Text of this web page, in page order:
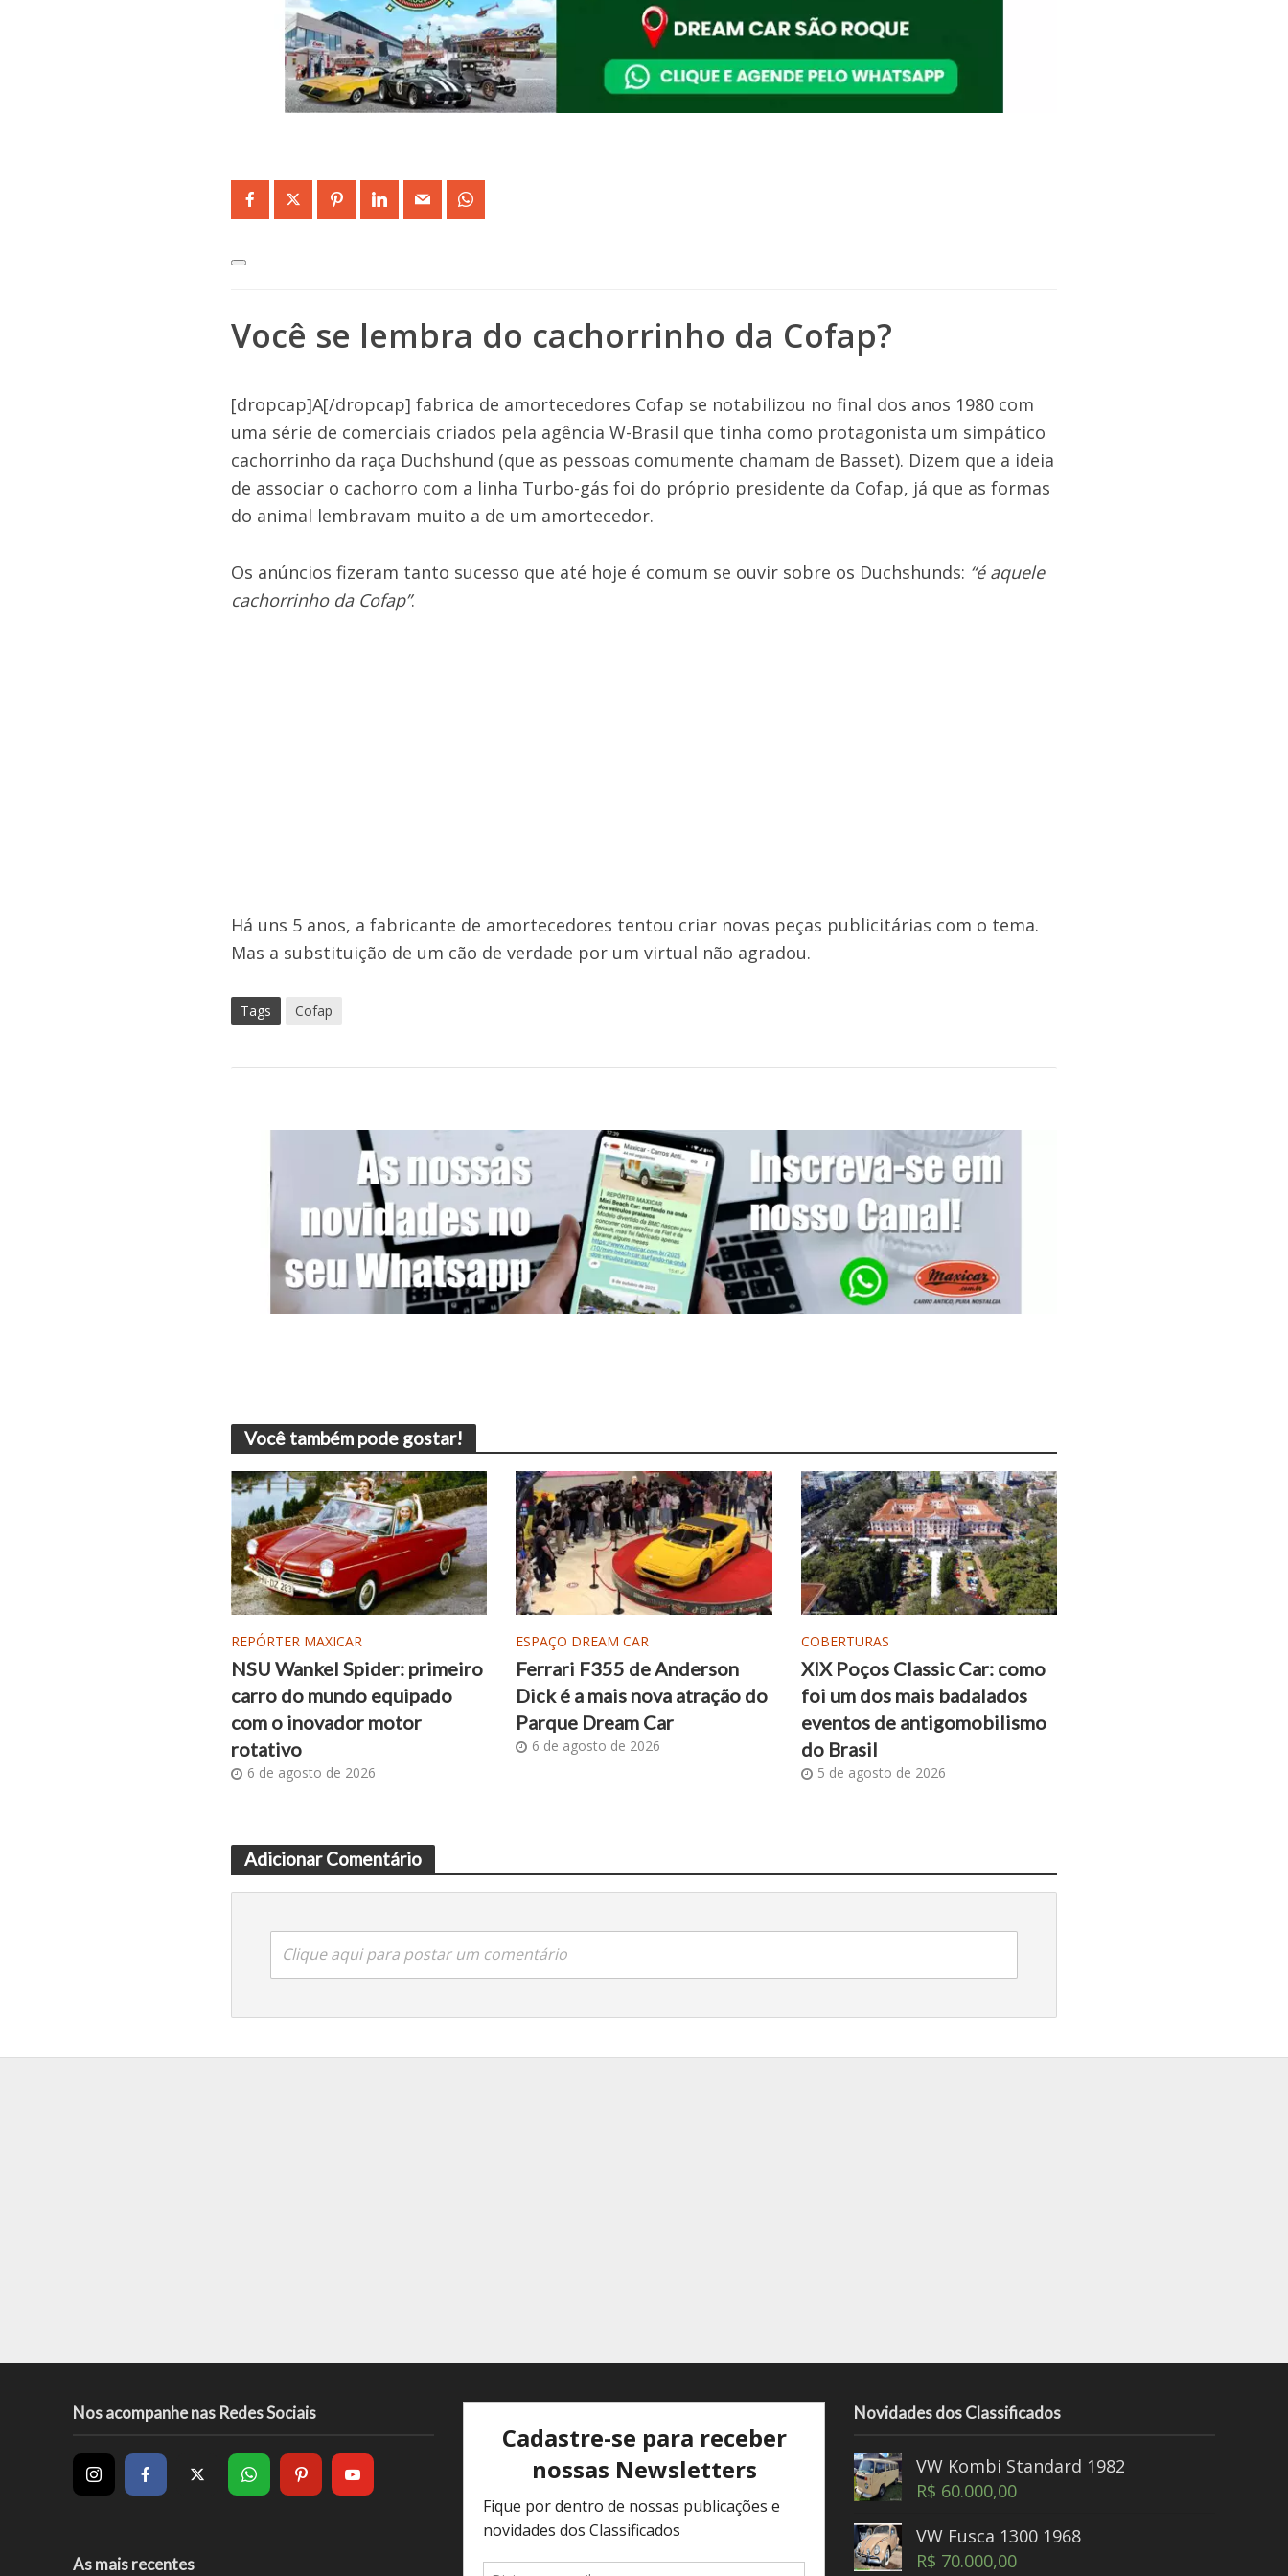
Você se lembra do cachorrinho da Cofap?
[dropcap]A[/dropcap] fabrica de amortecedores Cofap se notabilizou no final dos anos 1980 com
uma série de comerciais criados pela agência W-Brasil que tinha como protagonista um simpático
cachorrinho da raça Duchshund (que as pessoas comumente chamam de Basset). Dizem que a ideia
de associar o cachorro com a linha Turbo-gás foi do próprio presidente da Cofap, já que as formas
do animal lembravam muito a de um amortecedor.
Os anúncios fizeram tanto sucesso que até hoje é comum se ouvir sobre os Duchshunds: “é aquele
cachorrinho da Cofap”.
Há uns 5 anos, a fabricante de amortecedores tentou criar novas peças publicitárias com o tema.
Mas a substituição de um cão de verdade por um virtual não agradou.
Tags Cofap
Você também pode gostar!
REPÓRTER MAXICAR
NSU Wankel Spider: primeiro
carro do mundo equipado
com o inovador motor
rotativo
6 de agosto de 2026
ESPAÇO DREAM CAR
Ferrari F355 de Anderson
Dick é a mais nova atração do
Parque Dream Car
6 de agosto de 2026
COBERTURAS
XIX Poços Classic Car: como
foi um dos mais badalados
eventos de antigomobilismo
do Brasil
5 de agosto de 2026
Adicionar Comentário
Clique aqui para postar um comentário
Nos acompanhe nas Redes Sociais
As mais recentes
Novidades dos Classificados
VW Kombi Standard 1982
R$ 60.000,00
VW Fusca 1300 1968
R$ 70.000,00